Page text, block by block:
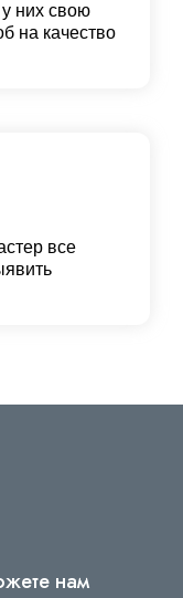
них свою
на качество
все
нам